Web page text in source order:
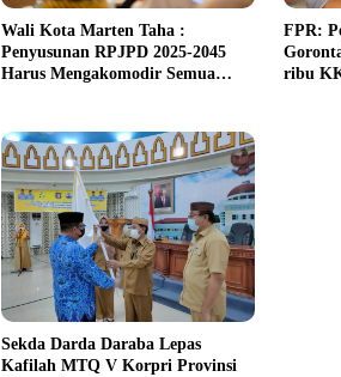
Wali Kota Marten Taha :
Penyusunan RPJPD 2025-2045
Harus Mengakomodir Semua
FPR:
ribu
Sekda Darda Daraba Lepas
Kafilah MTQ V Korpri Provinsi